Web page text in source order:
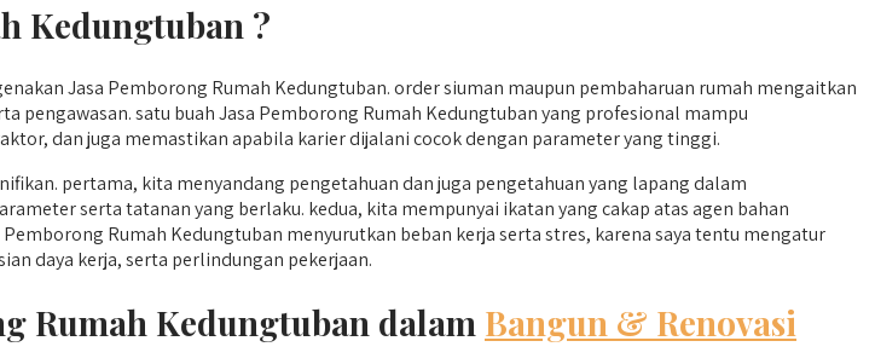
Kedungtuban ?
Jasa Pemborong Rumah Kedungtuban. order siuman maupun pembaharuan rumah mengaitkan
satu buah Jasa Pemborong Rumah Kedungtuban yang profesional mampu
dan juga memastikan apabila karier dijalani cocok dengan parameter yang tinggi.
pertama, kita menyandang pengetahuan dan juga pengetahuan yang lapang dalam
serta tatanan yang berlaku. kedua, kita mempunyai ikatan yang cakap atas agen bahan
Rumah Kedungtuban menyurutkan beban kerja serta stres, karena saya tentu mengatur
daya kerja, serta perlindungan pekerjaan.
Rumah Kedungtuban dalam Bangun & Renovasi